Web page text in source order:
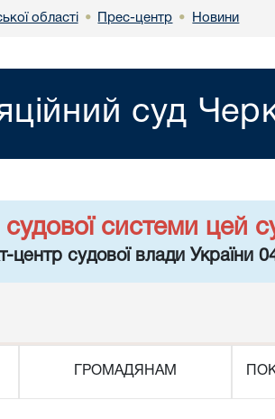
області • Прес-центр • Новини
суд
системи цей
центр судової влади України
ГРОМАДЯНАМ